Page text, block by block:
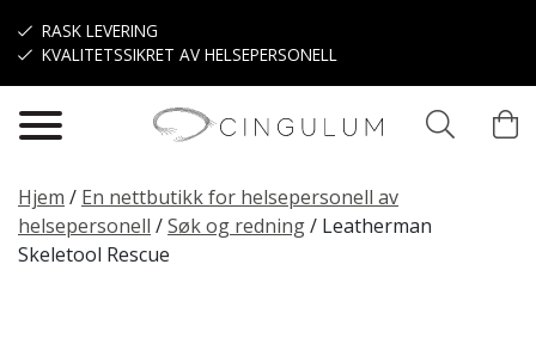
RASK LEVERING
KVALITETSSIKRET AV HELSEPERSONELL
Hjem / En nettbutikk for helsepersonell av
helsepersonell /Søk og redning/ Leatherman
Skeletool Rescue